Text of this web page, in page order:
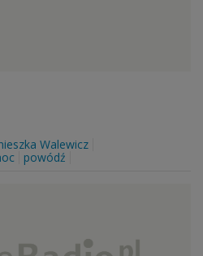
Walewicz
powódź